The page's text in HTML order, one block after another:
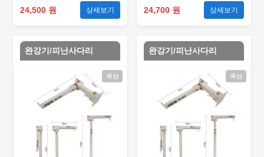
24,500 원
상세보기
24,700 원
상세보기
완강기/피난사다리
국산
완강기/피난사다리
국산